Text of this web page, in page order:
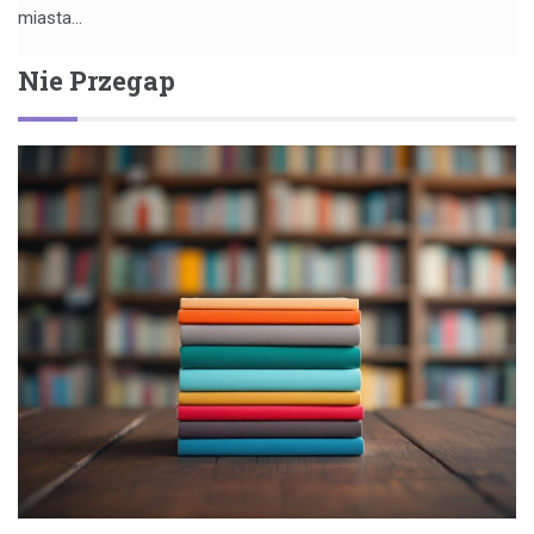
miasta…
Nie Przegap